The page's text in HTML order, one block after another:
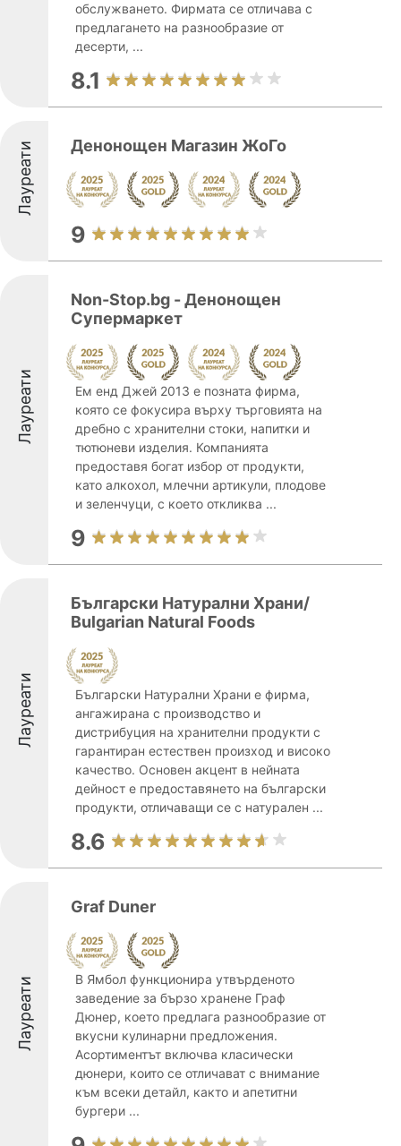
обслужването. Фирмата се отличава с
предлагането на разнообразие от
десерти, ...
8.1
Лауреати Денонощен Магазин ЖоГо
9
Лауреати
Non-Stop.bg - Денонощен
Супермаркет
Ем енд Джей 2013 е позната фирма,
която се фокусира върху търговията на
дребно с хранителни стоки, напитки и
тютюневи изделия. Компанията
предоставя богат избор от продукти,
като алкохол, млечни артикули, плодове
и зеленчуци, с което откликва ...
9
Лауреати
Български Натурални Храни/
Bulgarian Natural Foods
Български Натурални Храни е фирма,
ангажирана с производство и
дистрибуция на хранителни продукти с
гарантиран естествен произход и високо
качество. Основен акцент в нейната
дейност е предоставянето на български
продукти, отличаващи се с натурален ...
8.6
Лауреати
Graf Duner
В Ямбол функционира утвърденото
заведение за бързо хранене Граф
Дюнер, което предлага разнообразие от
вкусни кулинарни предложения.
Асортиментът включва класически
дюнери, които се отличават с внимание
към всеки детайл, както и апетитни
бургери ...